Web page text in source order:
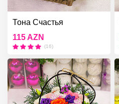
Тона Счастья
115 AZN
(16)